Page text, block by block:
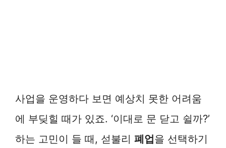
사업을 운영하다 보면 예상치 못한 어려움
에 부딪힐 때가 있죠. ‘이대로 문 닫고 쉴까?’
하는 고민이 들 때, 섣불리 폐업을 선택하기